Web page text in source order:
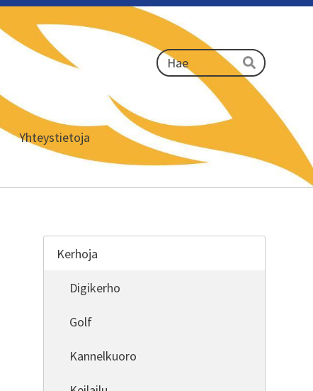
Haku
Hae
Yhteystietoja
Kerhoja
Digikerho
Golf
Kannelkuoro